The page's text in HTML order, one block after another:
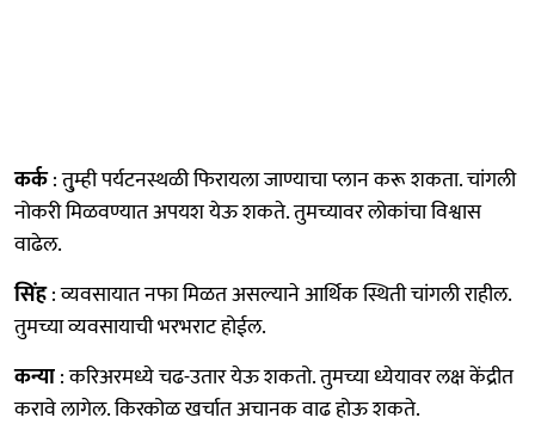
कर्क: तु्म्ही पर्यटनस्थळी फिरायला जाण्याचा प्लान करू शकता. चांगली
नोकरी मिळवण्यात अपयश येऊ शकते. तुमच्यावर लोकांचा विश्वास
वाढेल.
सिंह: व्यवसायात नफा मिळत असल्याने आर्थिक स्थिती चांगली राहील.
तुमच्या व्यवसायाची भरभराट होईल.
कन्या: करिअरमध्ये चढ-उतार येऊ शकतो. तुमच्या ध्येयावर लक्ष केंद्रीत
करावे लागेल. किरकोळ खर्चात अचानक वाढ होऊ शकते.